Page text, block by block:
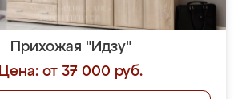
Прихожая "Идзу"
Цена: от 37 000 руб.